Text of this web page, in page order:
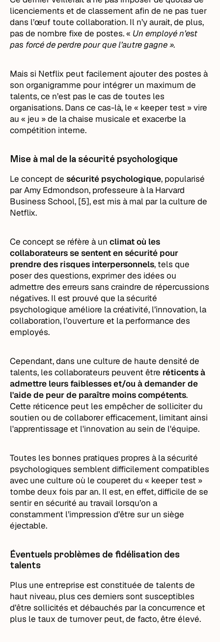
licenciements et de classement afin de ne pas tuer
dans l’œuf toute collaboration. Il n’y aurait, de plus,
pas de nombre fixe de postes. « Un employé n’est
pas forcé de perdre pour que l’autre gagne ».
Mais si Netflix peut facilement ajouter des postes à
son organigramme pour intégrer un maximum de
talents, ce n’est pas le cas de toutes les
organisations. Dans ce cas-là, le « keeper test » vire
au « jeu » de la chaise musicale et exacerbe la
compétition interne.
Mise à mal de la sécurité psychologique
Le concept desécurité psychologique, popularisé
par Amy Edmondson, professeure à la Harvard
Business School, [5], est mis à mal par la culture de
Netflix.
Ce concept se réfère à unclimat où les
collaborateurs se sentent en sécurité pour
prendre des risques interpersonnels, tels que
poser des questions, exprimer des idées ou
admettre des erreurs sans craindre de répercussions
négatives. Il est prouvé que la sécurité
psychologique améliore la créativité, l’innovation, la
collaboration, l’ouverture et la performance des
employés.
Cependant, dans une culture de haute densité de
talents, les collaborateurs peuvent être réticents à
admettre leurs faiblesses et/ou à demander de
l'aide de peur de paraître moins compétents.
Cette réticence peut les empêcher de solliciter du
soutien ou de collaborer efficacement, limitant ainsi
l'apprentissage et l'innovation au sein de l'équipe.
Toutes les bonnes pratiques propres à la sécurité
psychologiques semblent difficilement compatibles
avec une culture où le couperet du « keeper test »
tombe deux fois par an. Il est, en effet, difficile de se
sentir en sécurité au travail lorsqu’on a
constamment l’impression d’être sur un siège
éjectable.
Éventuels problèmes de fidélisation des
talents
Plus une entreprise est constituée de talents de
haut niveau, plus ces derniers sont susceptibles
d’être sollicités et débauchés par la concurrence et
plus le taux de turnover peut, de facto, être élevé.